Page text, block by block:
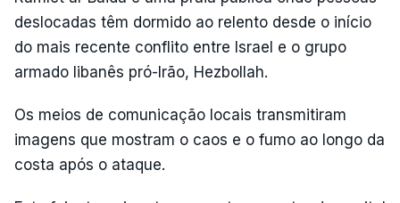
deslocadas têm dormido ao relento desde o início
do mais recente conflito entre Israel e o grupo
armado libanês pró-Irão, Hezbollah.
Os meios de comunicação locais transmitiram
imagens que mostram o caos e o fumo ao longo da
costa após o ataque.